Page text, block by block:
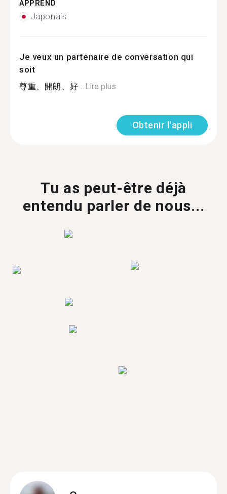
APPREND
Japonais
Je veux un partenaire de conversation qui
soit
尊重、開朗、好...Lire plus
Obtenir l'appli
Tu as peut-être déjà
entendu parler de nous...